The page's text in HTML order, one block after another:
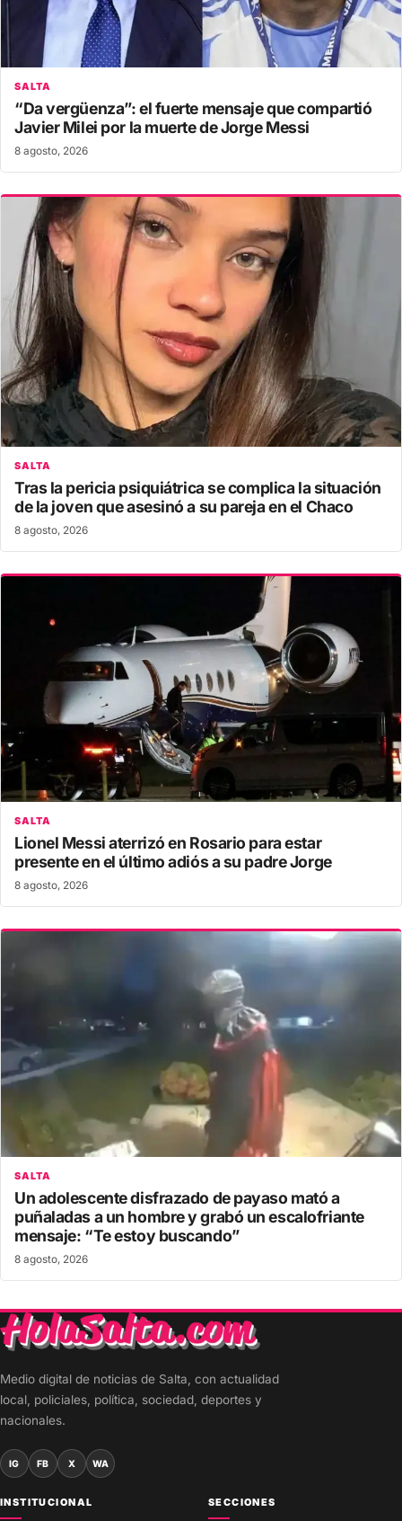
SALTA
“Da vergüenza”: el fuerte mensaje que compartió
Javier Milei por la muerte de Jorge Messi
8 agosto, 2026
SALTA
Tras la pericia psiquiátrica se complica la situación
de la joven que asesinó a su pareja en el Chaco
8 agosto, 2026
SALTA
Lionel Messi aterrizó en Rosario para estar
presente en el último adiós a su padre Jorge
8 agosto, 2026
SALTA
Un adolescente disfrazado de payaso mató a
puñaladas a un hombre y grabó un escalofriante
mensaje: “Te estoy buscando”
8 agosto, 2026
Medio digital de noticias de Salta, con actualidad
local, policiales, política, sociedad, deportes y
nacionales.
IG FB X WA
INSTITUCIONAL SECCIONES